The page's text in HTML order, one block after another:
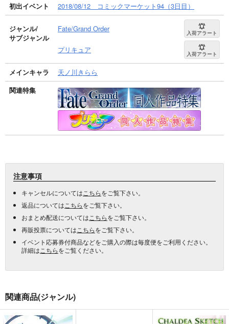
初出イベント 2018/08/12 コミックマーケット94（3日目）
ジャンル/
サブジャンル
Fate/Grand Order 入荷アラート
プリキュア 入荷アラート
メインキャラ
天ノ川きらら
関連特集
注意事項
キャンセルについては こちらをご覧下さい。
返品については こちらをご覧下さい。
おまとめ配送については こちらをご覧下さい。
再販投票については こちらをご覧下さい。
イベント応募券付商品などをご購入の際は毎度便をご利用ください。
詳細は こちらをご覧ください。
関連商品(ジャンル)